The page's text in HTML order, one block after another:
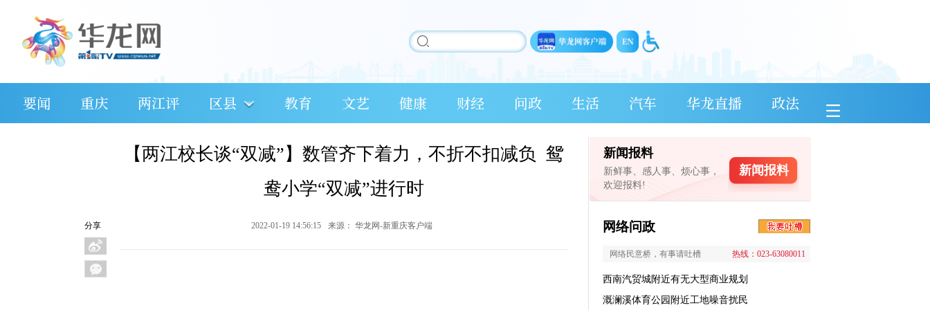
要闻 重庆 两江评 区县 教育 文艺 健康 财经 问政 生活 汽车 华龙直播 政法
分享
【两江校长谈“双减”】数管齐下着力，不折不扣减负 鸳
鸯小学“双减”进行时
2022-01-19 14:56:15 来源： 华龙网-新重庆客户端
新闻报料
新鲜事、感人事、烦心事，
欢迎报料!
新闻报料
网络问政
网络民意桥，有事请吐槽 热线：023-63080011
西南汽贸城附近有无大型商业规划
溉澜溪体育公园附近工地噪音扰民